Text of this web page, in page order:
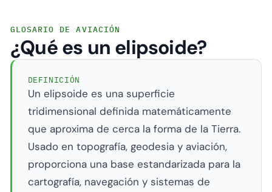
GLOSARIO DE AVIACIÓN
¿Qué es un elipsoide?
DEFINICIÓN
Un elipsoide es una superficie
tridimensional definida matemáticamente
que aproxima de cerca la forma de la Tierra.
Usado en topografía, geodesia y aviación,
proporciona una base estandarizada para la
cartografía, navegación y sistemas de